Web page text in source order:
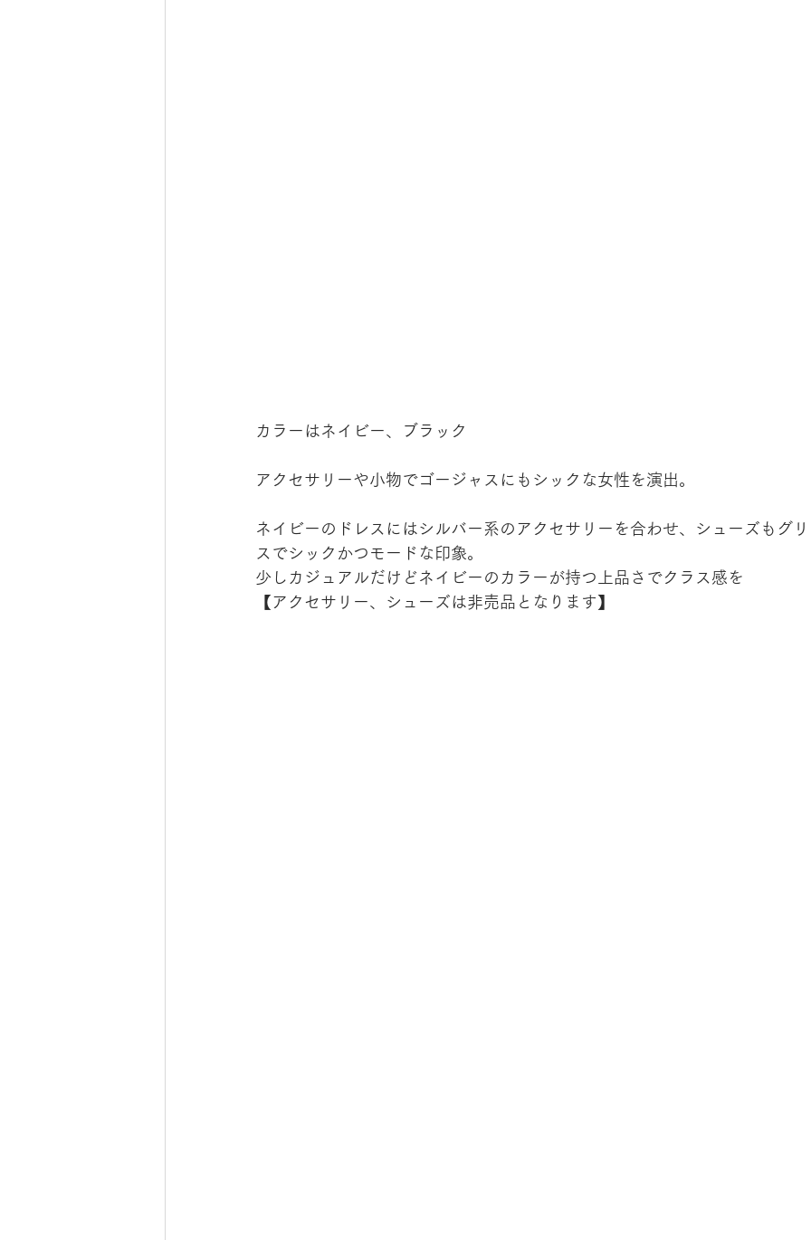
カラーはネイビー、ブラック
アクセサリーや小物でゴージャスにもシックな女性を演出。
ネイビーのドレスにはシルバー系のアクセサリーを合わせ、シューズもグ
スでシックかつモードな印象。
少しカジュアルだけどネイビーのカラーが持つ上品さでクラス感を
【アクセサリー、シューズは非売品となります】